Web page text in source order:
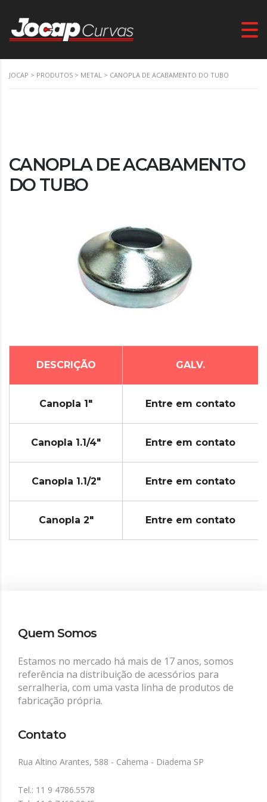
JOCAP > PRODUTOS > METAL > CANOPLA DE ACABAMENTO DO TUBO
CANOPLA DE ACABAMENTO
DO TUBO
DESCRIÇÃO GALV.
Canopla 1" Entre em contato
Canopla 1.1/4" Entre em contato
Canopla 1.1/2" Entre em contato
Canopla 2" Entre em contato
Quem Somos
Estamos no mercado há mais de 17 anos, somos
referência na distribuição de acessórios para
serralheria, com uma vasta linha de produtos de
fabricação própria.
Contato
Rua Altino Arantes, 588 - Cahema - Diadema SP
Tel.: 11 9 4786.5578